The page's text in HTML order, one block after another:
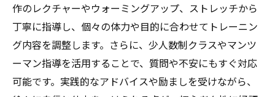
作のレクチャーやウォーミングアップ、ストレッチから
丁寧に指導し、個々の体力や目的に合わせてトレーニン
グ内容を調整します。さらに、少人数制クラスやマンツ
ーマン指導を活用することで、質問や不安にもすぐ対応
可能です。実践的なアドバイスや励ましを受けながら、